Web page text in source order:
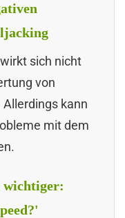
sich nicht
von
kann
mit dem
wichtiger: